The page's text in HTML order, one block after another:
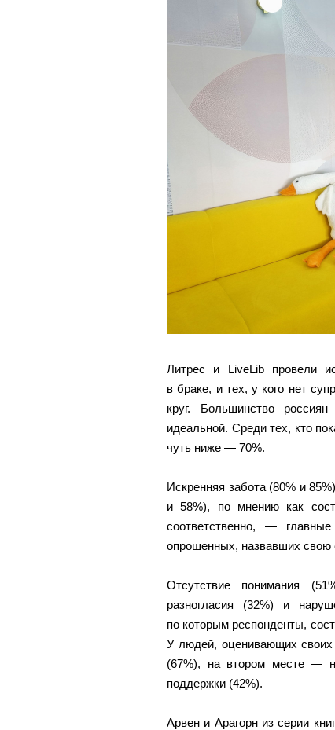
Литрес и LiveLib провели
в браке, и тех, у кого нет
круг. Большинство
идеальной. Среди тех, кто
чуть ниже — 70%.
Искренняя забота (80% и
и 58%), по мнению как
соответственно, —
опрошенных, назвавших свою
Отсутствие понимания
разногласия (32%) и
по которым респонденты,
У людей, оценивающих своих
(67%), на втором месте —
поддержки (42%).
Арвен и Арагорн из серии